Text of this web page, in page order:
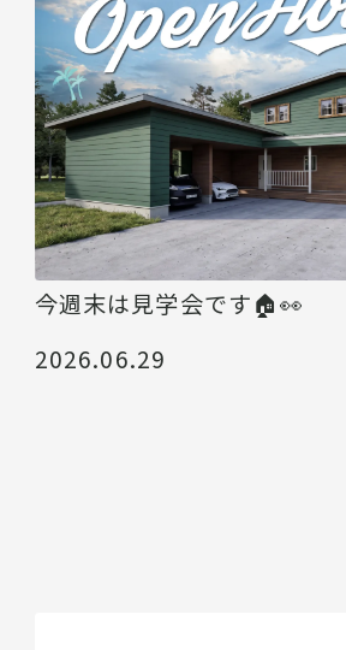
今週末は見学会です🏠👀
2026.06.29